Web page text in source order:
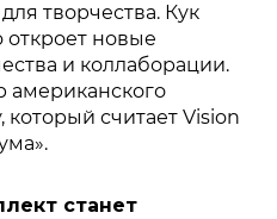
творчества. Кук
откроет новые
и коллаборации.
считает Vision
станет